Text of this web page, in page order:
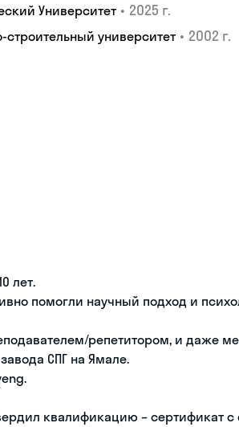
Университет • 2025 г.
строительный университет • 2002 г.
лет.
помогли научный подход и
репетитором, и даже
СПГ на Ямале.
квалификацию – сертификат с